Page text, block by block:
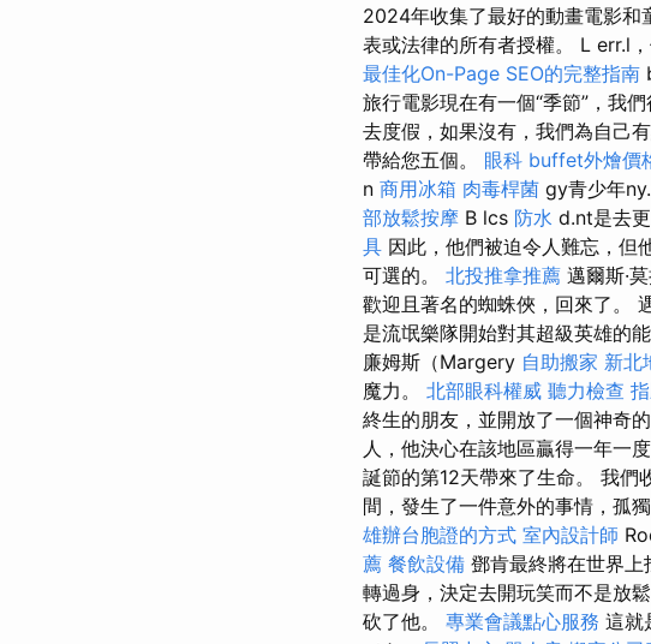
2024年收集了最好的動畫電影和
表或法律的所有者授權。 L err.l
最佳化On-Page SEO的完整指南
旅行電影現在有一個“季節”，我
去度假，如果沒有，我們為自己
帶給您五個。 眼科 buffet外燴價
n 商用冰箱 肉毒桿菌 gy青少年
部放鬆按摩 B lcs 防水 d.nt是去
具 因此，他們被迫令人難忘，但
可選的。 北投推拿推薦 邁爾斯·
歡迎且著名的蜘蛛俠，回來了。
是流氓樂隊開始對其超級英雄的
廉姆斯（Margery 自助搬家 新北
魔力。 北部眼科權威 聽力檢查
終生的朋友，並開放了一個神奇
人，他決心在該地區贏得一年一
誕節的第12天帶來了生命。 我們
間，發生了一件意外的事情，孤
雄辦台胞證的方式 室內設計師
薦 餐飲設備 鄧肯最終將在世界上
轉過身，決定去開玩笑而不是放鬆
砍了他。 專業會議點心服務 這就